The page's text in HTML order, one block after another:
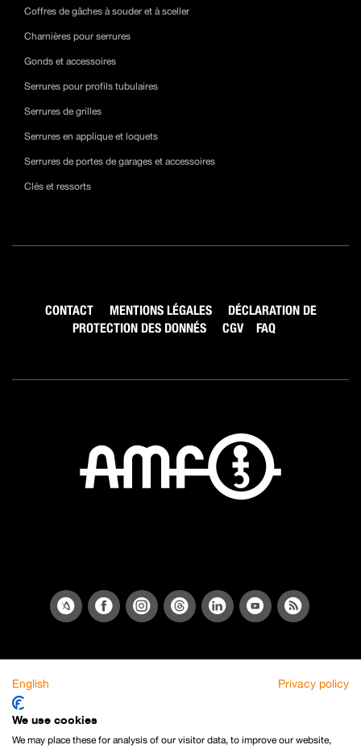
Coffres de gâches à souder et à sceller
Charnières pour serrures
Gonds et accessoires
Serrures pour profils tubulaires
Serrures de grilles
Serrures en applique et loquets
Serrures de portes de garages et accessoires
Clés et ressorts
CONTACT MENTIONS LÉGALES
DÉCLARATION DE
PROTECTION DES DONNÉS
CGV FAQ
English Privacy policy
We use cookies
We may place these for analysis of our visitor data, to improve our website,